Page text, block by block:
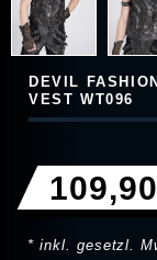
DEVIL
VEST WT096
* inkl. gesetzl.